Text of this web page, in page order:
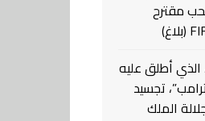
مقترح
الذي أطلق عليه
تجسيد
الملك